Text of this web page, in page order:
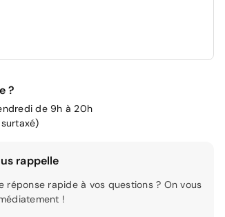
?
de 9h à 20h
rappelle
réponse rapide à vos questions ? On vous
!